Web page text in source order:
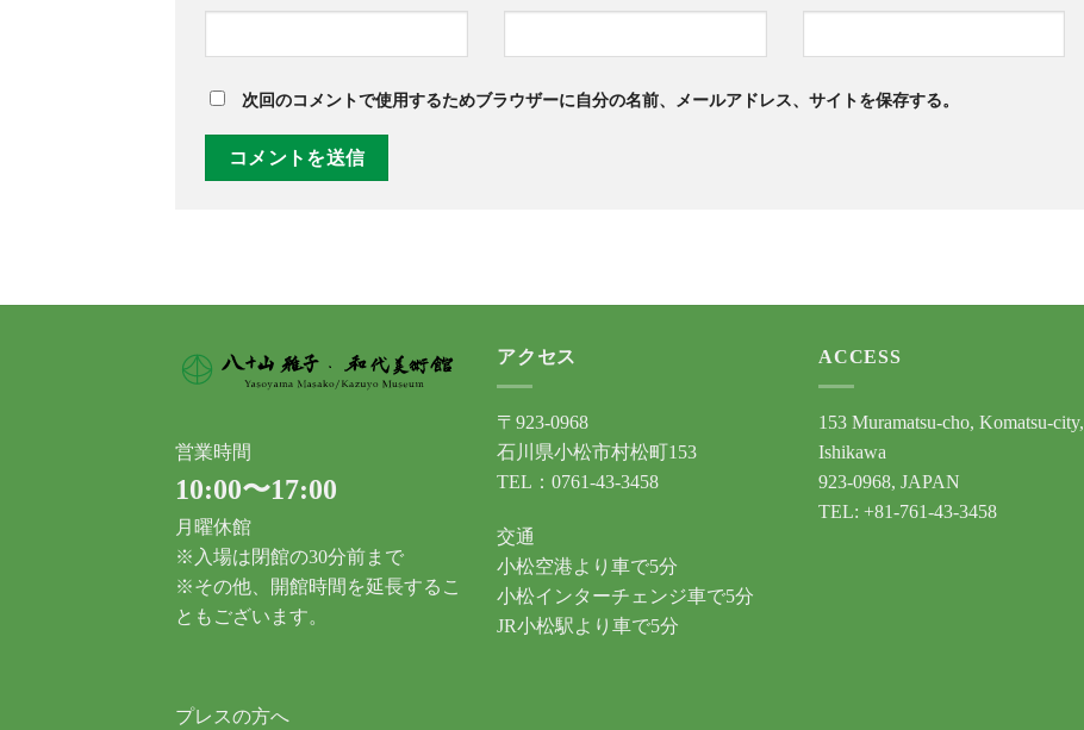
次回のコメントで使用するためブラウザーに自分の名前、メールアドレス、サイトを保存する。
営業時間
10:00〜17:00
月曜休館
※入場は閉館の30分前まで
※その他、開館時間を延長するこ
ともございます。
アクセス
〒923-0968
石川県小松市村松町153
TEL：0761-43-3458
交通
小松空港より車で5分
小松インターチェンジ車で5分
JR小松駅より車で5分
ACCESS
153 Muramatsu-cho, Komatsu-city,
Ishikawa
923-0968, JAPAN
TEL: +81-761-43-3458
プレスの方へ